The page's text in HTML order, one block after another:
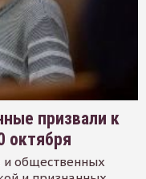
призвали к
октября
и общественных